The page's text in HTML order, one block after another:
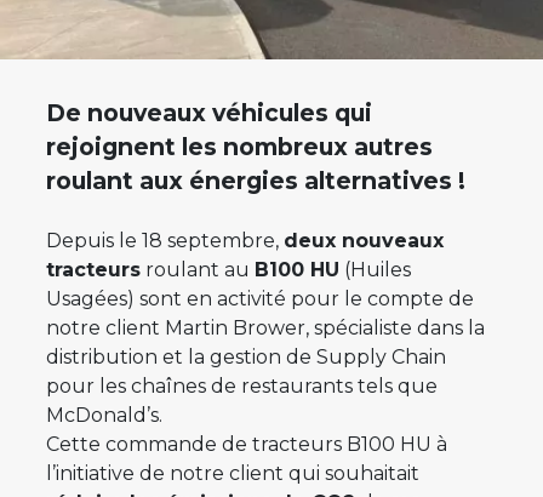
De nouveaux véhicules qui
rejoignent les nombreux autres
roulant aux énergies alternatives !
Depuis le 18 septembre, deux nouveaux
tracteurs roulant au B100 HU (Huiles
Usagées) sont en activité pour le compte de
notre client Martin Brower, spécialiste dans la
distribution et la gestion de Supply Chain
pour les chaînes de restaurants tels que
McDonald’s.
Cette commande de tracteurs B100 HU à
l’initiative de notre client qui souhaitait